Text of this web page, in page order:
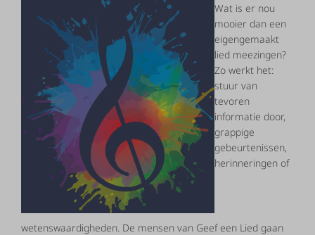
Wat is er nou
mooier dan een
eigengemaakt
lied meezingen?
Zo werkt het:
stuur van
tevoren
informatie door,
grappige
gebeurtenissen,
herinneringen of
wetenswaardigheden. De mensen van Geef een Lied gaan